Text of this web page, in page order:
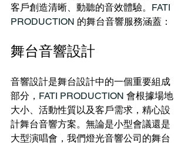
客戶創造清晰、動聽的音效體驗。 FATI
PRODUCTION 的舞台音響服務涵蓋：
舞台音響設計
音響設計是舞台設計中的一個重要組成
部分， FATI PRODUCTION 會根據場地
大小、活動性質以及客戶需求，精心設
計舞台音響方案。無論是小型會議還是
大型演唱會，我們燈光音響公司的舞台